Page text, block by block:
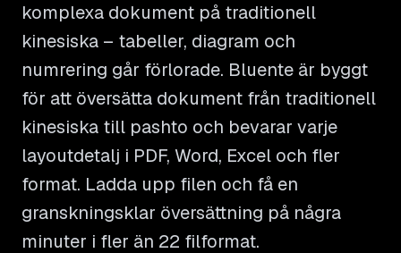
komplexa dokument på traditionell
kinesiska – tabeller, diagram och
numrering går förlorade. Bluente är byggt
för att översätta dokument från traditionell
kinesiska till pashto och bevarar varje
layoutdetalj i PDF, Word, Excel och fler
format. Ladda upp filen och få en
granskningsklar översättning på några
minuter i fler än 22 filformat.